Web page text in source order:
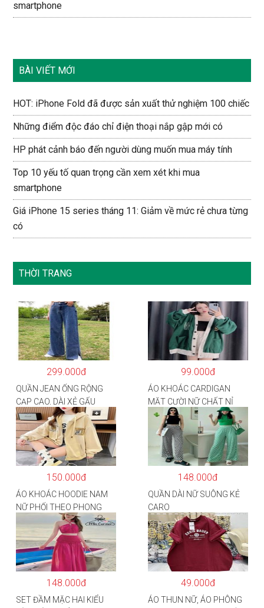
smartphone
BÀI VIẾT MỚI
HOT: iPhone Fold đã được sản xuất thử nghiệm 100 chiếc
Những điểm độc đáo chỉ điện thoại nắp gập mới có
HP phát cảnh báo đến người dùng muốn mua máy tính
Top 10 yếu tố quan trọng cần xem xét khi mua
smartphone
Giá iPhone 15 series tháng 11: Giảm về mức rẻ chưa từng
có
THỜI TRANG
299.000đ
QUẦN JEAN ỐNG RỘNG
CẠP CAO, DÀI XẺ GẤU
PHONG CÁCH J6
99.000đ
ÁO KHOÁC CARDIGAN
MẶT CƯỜI NỮ CHẤT NỈ
COTTON
150.000đ
ÁO KHOÁC HOODIE NAM
NỮ PHỐI THEO PHONG
CÁCH HÀN QUỐC FORM
RỘNG HÌNH THÊU SIÊU
ĐẸP CỰC CHẤT LƯỢNG
HÀNG HOT TREND
148.000đ
QUẦN DÀI NỮ SUÔNG KẺ
CARO
148.000đ
SET ĐẦM MẶC HAI KIỂU
49.000đ
ÁO THUN NỮ, ÁO PHÔNG